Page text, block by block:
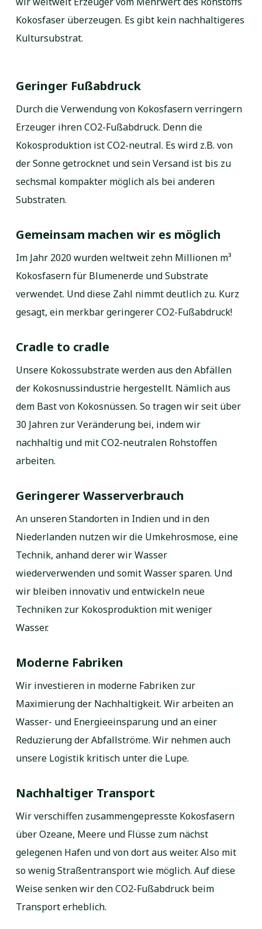
Kokosfaser überzeugen. Es gibt kein nachhaltigeres
Kultursubstrat.
Geringer Fußabdruck
Durch die Verwendung von Kokosfasern verringern
Erzeuger ihren CO2-Fußabdruck. Denn die
Kokosproduktion ist CO2-neutral. Es wird z.B. von
der Sonne getrocknet und sein Versand ist bis zu
sechsmal kompakter möglich als bei anderen
Substraten.
Gemeinsam machen wir es möglich
Im Jahr 2020 wurden weltweit zehn Millionen m³
Kokosfasern für Blumenerde und Substrate
verwendet. Und diese Zahl nimmt deutlich zu. Kurz
gesagt, ein merkbar geringerer CO2-Fußabdruck!
Cradle to cradle
Unsere Kokossubstrate werden aus den Abfällen
der Kokosnussindustrie hergestellt. Nämlich aus
dem Bast von Kokosnüssen. So tragen wir seit über
30 Jahren zur Veränderung bei, indem wir
nachhaltig und mit CO2-neutralen Rohstoffen
arbeiten.
Geringerer Wasserverbrauch
An unseren Standorten in Indien und in den
Niederlanden nutzen wir die Umkehrosmose, eine
Technik, anhand derer wir Wasser
wiederverwenden und somit Wasser sparen. Und
wir bleiben innovativ und entwickeln neue
Techniken zur Kokosproduktion mit weniger
Wasser.
Moderne Fabriken
Wir investieren in moderne Fabriken zur
Maximierung der Nachhaltigkeit. Wir arbeiten an
Wasser- und Energieeinsparung und an einer
Reduzierung der Abfallströme. Wir nehmen auch
unsere Logistik kritisch unter die Lupe.
Nachhaltiger Transport
Wir verschiffen zusammengepresste Kokosfasern
über Ozeane, Meere und Flüsse zum nächst
gelegenen Hafen und von dort aus weiter. Also mit
so wenig Straßentransport wie möglich. Auf diese
Weise senken wir den CO2-Fußabdruck beim
Transport erheblich.